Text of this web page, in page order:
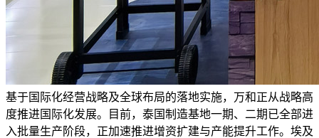
基于国际化经营战略及全球布局的落地实施，万和正从战略高
度推进国际化发展。目前，泰国制造基地一期、二期已全部进
入批量生产阶段，正加速推进增资扩建与产能提升工作。埃及